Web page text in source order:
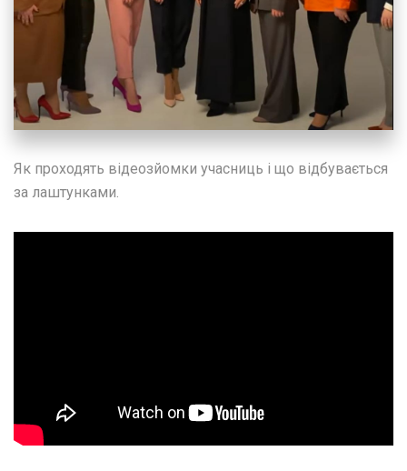
Як проходять відеозйомки учасниць і що відбувається
за лаштунками.